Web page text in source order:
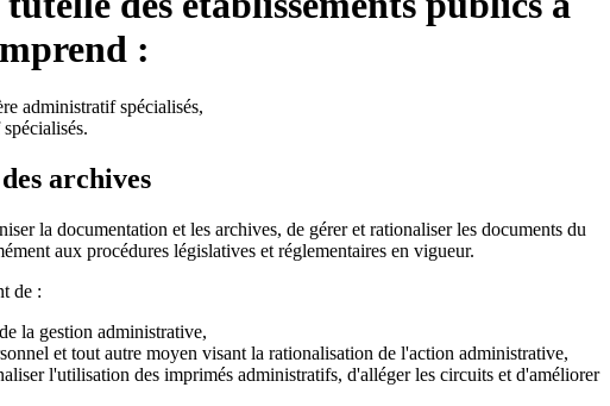
:
administratif spécialisés,
archives
la documentation et les archives, de gérer et rationaliser les documents du
aux procédures législatives et réglementaires en vigueur.
de :
la gestion administrative,
et tout autre moyen visant la rationalisation de l'action administrative,
l'utilisation des imprimés administratifs, d'alléger les circuits et d'améliorer